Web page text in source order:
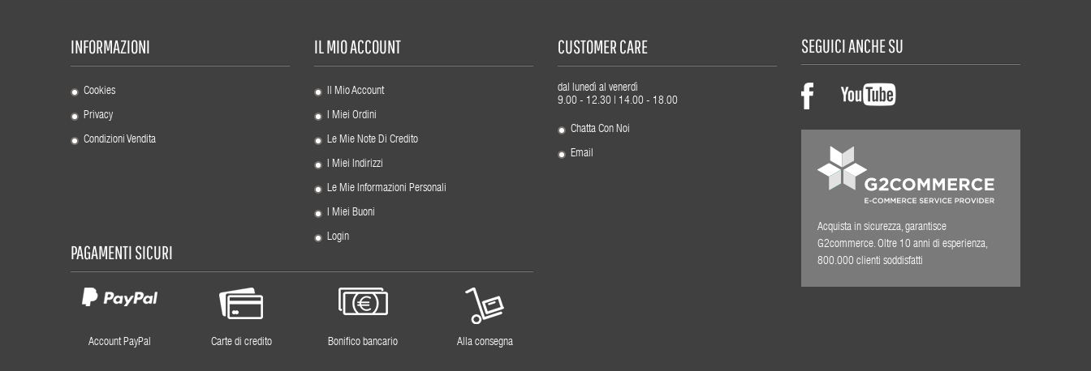
INFORMAZIONI
Cookies
Privacy
Condizioni Vendita
IL MIO ACCOUNT
Il Mio Account
I Miei Ordini
Le Mie Note Di Credito
I Miei Indirizzi
Le Mie Informazioni Personali
I Miei Buoni
Login
CUSTOMER CARE
dal lunedì al venerdì
9.00 - 12.30 | 14.00 - 18.00
Chatta Con Noi
Email
SEGUICI ANCHE SU
Acquista in sicurezza, garantisce
G2commerce. Oltre 10 anni di esperienza,
800.000 clienti soddisfatti
PAGAMENTI SICURI
Account PayPal Carte di credito Bonifico bancario Alla consegna